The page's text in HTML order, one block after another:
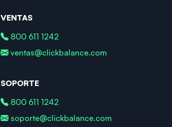
VENTAS
800 611 1242
ventas@clickbalance.com
SOPORTE
800 611 1242
soporte@clickbalance.com